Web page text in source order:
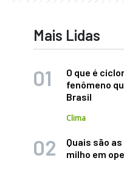
Mais Lidas
O que é
fenômeno
Brasil
Clima
Quais são
milho em